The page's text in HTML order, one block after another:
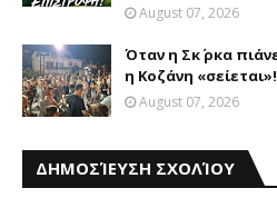
August 07, 2026
Όταν η Σκ΄ ρκα
η Κοζάνη «σείεται»!
August 07, 2026
ΔΗΜΟΣΊΕΥΣΗ ΣΧΟΛΊΟΥ